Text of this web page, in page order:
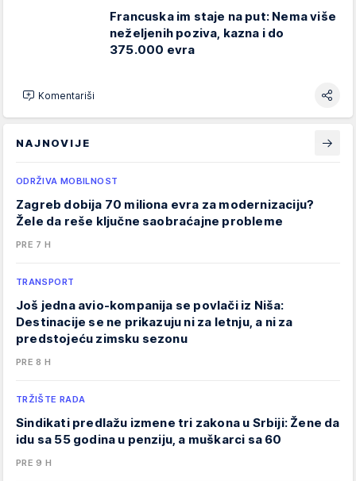
Francuska im staje na put: Nema više
neželjenih poziva, kazna i do
375.000 evra
Komentariši
NAJNOVIJE
ODRŽIVA MOBILNOST
Zagreb dobija 70 miliona evra za modernizaciju?
Žele da reše ključne saobraćajne probleme
PRE 7 H
TRANSPORT
Još jedna avio-kompanija se povlači iz Niša:
Destinacije se ne prikazuju ni za letnju, a ni za
predstojeću zimsku sezonu
PRE 8 H
TRŽIŠTE RADA
Sindikati predlažu izmene tri zakona u Srbiji: Žene da
idu sa 55 godina u penziju, a muškarci sa 60
PRE 9 H